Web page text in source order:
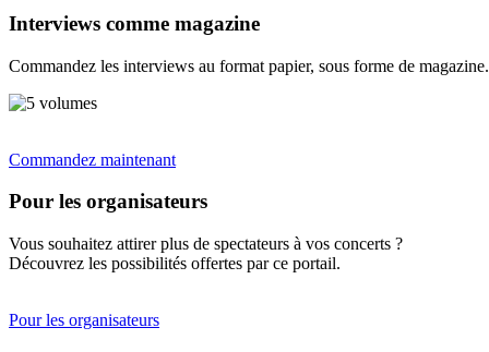
Interviews comme magazine
Commandez les interviews au format papier, sous forme de magazine.
Commandez maintenant
Pour les organisateurs
Vous souhaitez attirer plus de spectateurs à vos concerts ?
Découvrez les possibilités offertes par ce portail.
Pour les organisateurs